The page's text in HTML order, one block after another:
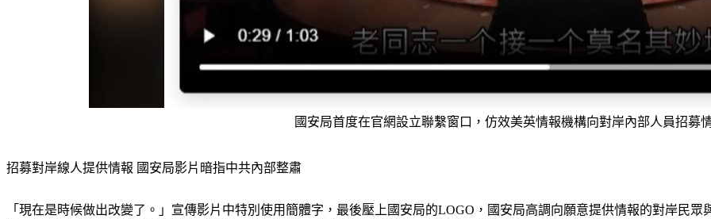
國安局首度在官網設立聯繫窗口，仿效美英情報機構向對岸內部人員招募
招募對岸線人提供情報 國安局影片暗指中共內部整肅
「現在是時候做出改變了。」宣傳影片中特別使用簡體字，最後壓上國安局的LOGO，國安局高調向願意提供情報的對岸民